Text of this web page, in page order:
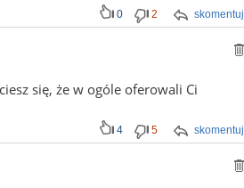
skomentuj
0 2
się, że w ogóle oferowali Ci
skomentuj
4 5